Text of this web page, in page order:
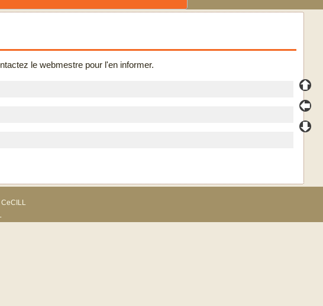
le webmestre pour l'en informer.